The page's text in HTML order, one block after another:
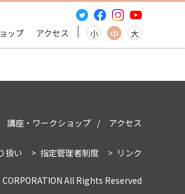
ップ アクセス 小 中 大
講座・ワークショップ アクセス
扱い 指定管理者制度 リンク
All Rights Reserved